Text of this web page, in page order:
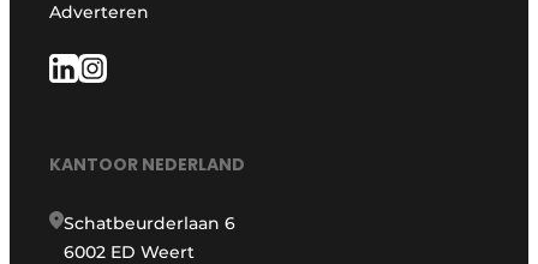
Adverteren
KANTOOR NEDERLAND
Schatbeurderlaan 6
6002 ED Weert